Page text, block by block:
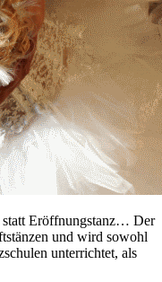
statt Eröffnungstanz… Der
und wird sowohl
unterrichtet, als